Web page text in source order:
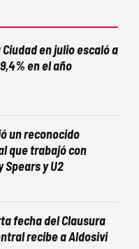
en julio escaló a
en el año
un reconocido
que trabajó con
Spears y U2
fecha del Clausura
recibe a Aldosivi